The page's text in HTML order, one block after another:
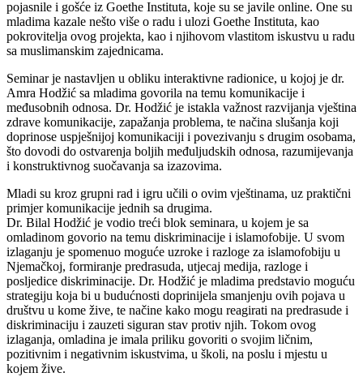
pojasnile i gošće iz Goethe Instituta, koje su se javile online. One su
mladima kazale nešto više o radu i ulozi Goethe Instituta, kao
pokrovitelja ovog projekta, kao i njihovom vlastitom iskustvu u radu
sa muslimanskim zajednicama.
Seminar je nastavljen u obliku interaktivne radionice, u kojoj je dr.
Amra Hodžić sa mladima govorila na temu komunikacije i
međusobnih odnosa. Dr. Hodžić je istakla važnost razvijanja vještina
zdrave komunikacije, zapažanja problema, te načina slušanja koji
doprinose uspješnijoj komunikaciji i povezivanju s drugim osobama,
što dovodi do ostvarenja boljih međuljudskih odnosa, razumijevanja
i konstruktivnog suočavanja sa izazovima.
Mladi su kroz grupni rad i igru učili o ovim vještinama, uz praktični
primjer komunikacije jednih sa drugima.
Dr. Bilal Hodžić je vodio treći blok seminara, u kojem je sa
omladinom govorio na temu diskriminacije i islamofobije. U svom
izlaganju je spomenuo moguće uzroke i razloge za islamofobiju u
Njemačkoj, formiranje predrasuda, utjecaj medija, razloge i
posljedice diskriminacije. Dr. Hodžić je mladima predstavio moguću
strategiju koja bi u budućnosti doprinijela smanjenju ovih pojava u
društvu u kome žive, te načine kako mogu reagirati na predrasude i
diskriminaciju i zauzeti siguran stav protiv njih. Tokom ovog
izlaganja, omladina je imala priliku govoriti o svojim ličnim,
pozitivnim i negativnim iskustvima, u školi, na poslu i mjestu u
kojem žive.